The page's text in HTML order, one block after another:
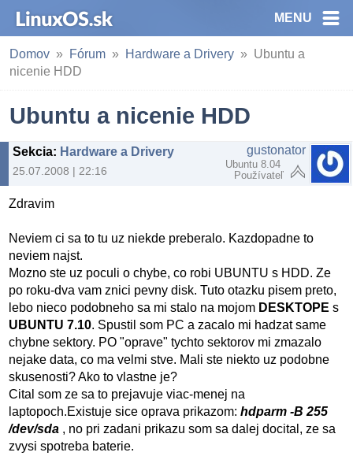
MENU
Domov Fórum Hardware a Drivery
Ubuntu a
nicenie HDD
Ubuntu a nicenie HDD
Sekcia: Hardware a Drivery
25.07.2008 | 22:16
gustonator
Ubuntu 8.04
Používateľ
Zdravim
Neviem ci sa to tu uz niekde preberalo. Kazdopadne to
neviem najst.
Mozno ste uz poculi o chybe, co robi UBUNTU s HDD. Ze
po roku-dva vam znici pevny disk. Tuto otazku pisem preto,
lebo nieco podobneho sa mi stalo na mojom DESKTOPE s
UBUNTU 7.10. Spustil som PC a zacalo mi hadzat same
chybne sektory. PO "oprave" tychto sektorov mi zmazalo
nejake data, co ma velmi stve. Mali ste niekto uz podobne
skusenosti? Ako to vlastne je?
Cital som ze sa to prejavuje viac-menej na
laptopoch.Existuje sice oprava prikazom:hdparm -B 255
/dev/sda , no pri zadani prikazu som sa dalej docital, ze sa
zvysi spotreba baterie.